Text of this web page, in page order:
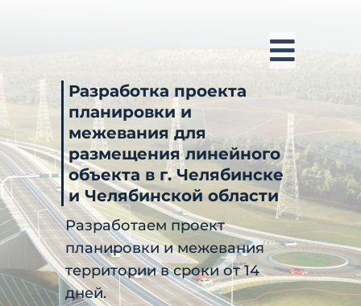
Разработка проекта
планировки и
межевания для
размещения линейного
объекта в г. Челябинске
и Челябинской области
Разработаем проект
планировки и межевания
территории в сроки от 14
дней.